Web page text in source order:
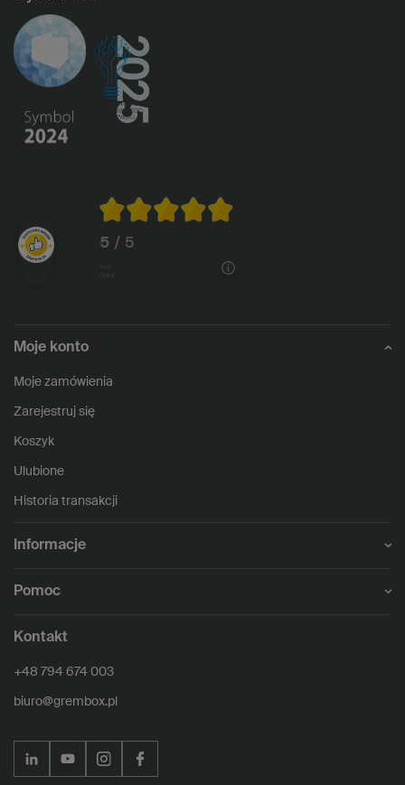
5 / 5
Moje konto
Moje zamówienia
Zarejestruj się
Koszyk
Ulubione
Historia transakcji
Informacje
Pomoc
Kontakt
+48 794 674 003
biuro@grembox.pl